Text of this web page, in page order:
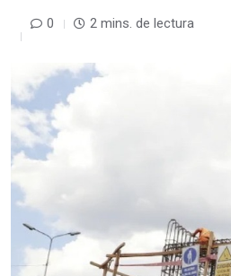
0 2 mins. de lectura